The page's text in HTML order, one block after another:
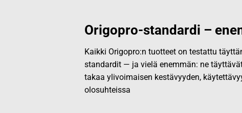
Origopro-standardi –
Kaikki Origopro:n tuotteet on testattu
standardit — ja vielä enemmän: ne
takaa ylivoimaisen kestävyyden,
olosuhteissa